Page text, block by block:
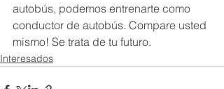
autobús, podemos entrenarte como
conductor de autobús. Compare usted
mismo! Se trata de tu futuro.
Interesados